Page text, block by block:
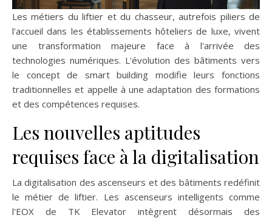
Les métiers du liftier et du chasseur, autrefois piliers de
l'accueil dans les établissements hôteliers de luxe, vivent
une transformation majeure face à l'arrivée des
technologies numériques. L'évolution des bâtiments vers
le concept de smart building modifie leurs fonctions
traditionnelles et appelle à une adaptation des formations
et des compétences requises.
Les nouvelles aptitudes
requises face à la digitalisation
La digitalisation des ascenseurs et des bâtiments redéfinit
le métier de liftier. Les ascenseurs intelligents comme
l'EOX de TK Elevator intègrent désormais des